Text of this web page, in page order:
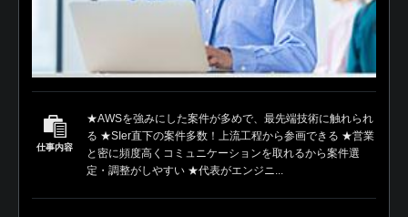
仕事内容
★AWSを強みにした案件が多めで、最先端技術に触れられ
る ★SIer直下の案件多数！上流工程から参画できる ★営業
と密に頻度高くコミュニケーションを取れるから案件選
定・調整がしやすい ★代表がエンジニ...